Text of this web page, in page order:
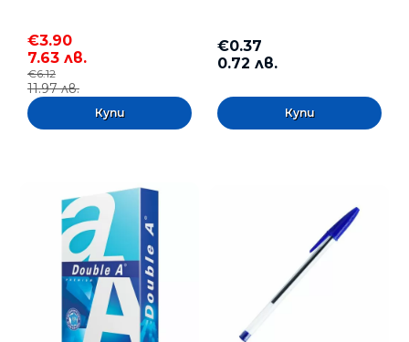
€3.90
7.63 лв.
€6.12
11.97 лв.
€0.37
0.72 лв.